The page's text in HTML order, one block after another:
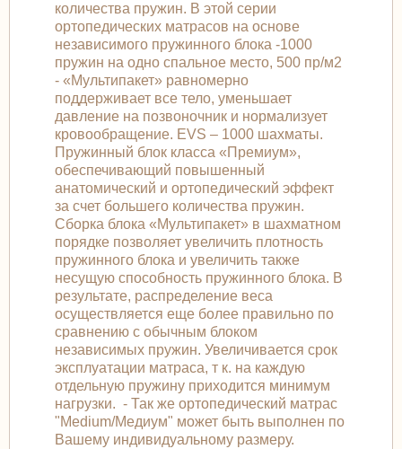
количества пружин. В этой серии
ортопедических матрасов на основе
независимого пружинного блока -1000
пружин на одно спальное место, 500 пр/м2
- «Мультипакет» равномерно
поддерживает все тело, уменьшает
давление на позвоночник и нормализует
кровообращение. EVS – 1000 шахматы.
Пружинный блок класса «Премиум»,
обеспечивающий повышенный
анатомический и ортопедический эффект
за счет большего количества пружин.
Сборка блока «Мультипакет» в шахматном
порядке позволяет увеличить плотность
пружинного блока и увеличить также
несущую способность пружинного блока. В
результате, распределение веса
осуществляется еще более правильно по
сравнению с обычным блоком
независимых пружин. Увеличивается срок
эксплуатации матраса, т к. на каждую
отдельную пружину приходится минимум
нагрузки. - Так же ортопедический матрас
"Medium/Медиум" может быть выполнен по
Вашему индивидуальному размеру.